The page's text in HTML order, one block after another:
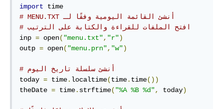
import
# MENU.TXT أنشئ القائمة اليومية وفقًا لـ
# افتح الملفات للقراءة والكتابة على الترتيب
inp = open( "menu.txt", "r")
outp = open( "menu.prn", "w")
today = time. localtime(time. time())
theDate = time. strftime( "%A %B %d", today)